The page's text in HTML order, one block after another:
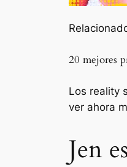
20 mejores
Los reality
ver ahora
Jen